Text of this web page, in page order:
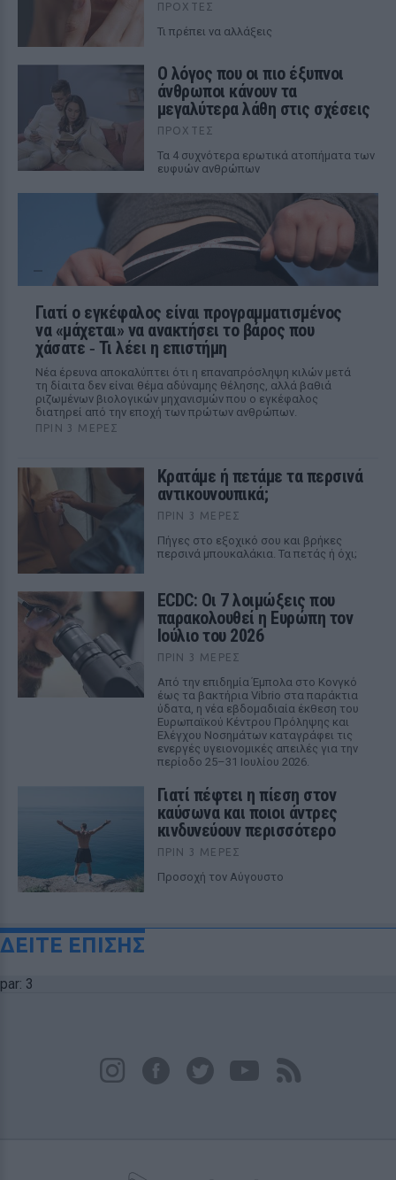
ΠΡΟΧΤΈΣ
Τι πρέπει να αλλάξεις
Ο λόγος που οι πιο έξυπνοι
άνθρωποι κάνουν τα
μεγαλύτερα λάθη στις σχέσεις
ΠΡΟΧΤΈΣ
Τα 4 συχνότερα ερωτικά ατοπήματα των
ευφυών ανθρώπων
Γιατί ο εγκέφαλος είναι προγραμματισμένος
να «μάχεται» να ανακτήσει το βάρος που
χάσατε ‑ Τι λέει η επιστήμη
Νέα έρευνα αποκαλύπτει ότι η επαναπρόσληψη κιλών μετά
τη δίαιτα δεν είναι θέμα αδύναμης θέλησης, αλλά βαθιά
ριζωμένων βιολογικών μηχανισμών που ο εγκέφαλος
διατηρεί από την εποχή των πρώτων ανθρώπων.
ΠΡΙΝ 3 ΜΈΡΕΣ
Κρατάμε ή πετάμε τα περσινά
αντικουνουπικά;
ΠΡΙΝ 3 ΜΈΡΕΣ
Πήγες στο εξοχικό σου και βρήκες
περσινά μπουκαλάκια. Τα πετάς ή όχι;
ECDC: Οι 7 λοιμώξεις που
παρακολουθεί η Ευρώπη τον
Ιούλιο του 2026
ΠΡΙΝ 3 ΜΈΡΕΣ
Από την επιδημία Έμπολα στο Κονγκό
έως τα βακτήρια Vibrio στα παράκτια
ύδατα, η νέα εβδομαδιαία έκθεση του
Ευρωπαϊκού Κέντρου Πρόληψης και
Ελέγχου Νοσημάτων καταγράφει τις
ενεργές υγειονομικές απειλές για την
περίοδο 25–31 Ιουλίου 2026.
Γιατί πέφτει η πίεση στον
καύσωνα και ποιοι άντρες
κινδυνεύουν περισσότερο
ΠΡΙΝ 3 ΜΈΡΕΣ
Προσοχή τον Αύγουστο
ΔΕΙΤΕ ΕΠΙΣΗΣ
par: 3